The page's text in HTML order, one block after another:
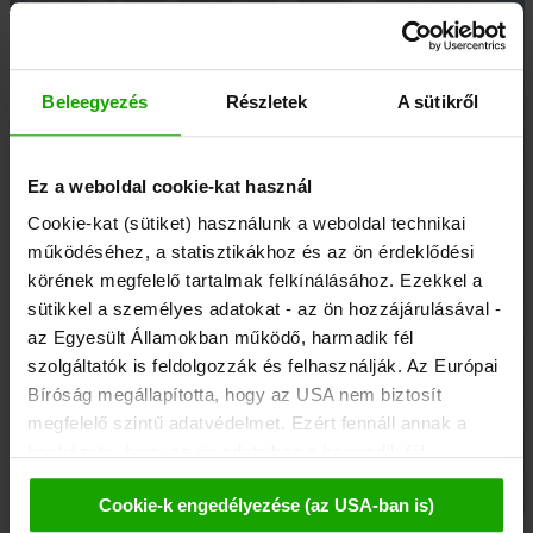
Beleegyezés Részletek A sütikről
Ez a weboldal cookie-kat használ
Cookie-kat (sütiket) használunk a weboldal technikai
működéséhez, a statisztikákhoz és az ön érdeklődési
körének megfelelő tartalmak felkínálásához. Ezekkel a
sütikkel a személyes adatokat - az ön hozzájárulásával -
az Egyesült Államokban működő, harmadik fél
szolgáltatók is feldolgozzák és felhasználják. Az Európai
Bíróság megállapította, hogy az USA nem biztosít
megfelelő szintű adatvédelmet. Ezért fennáll annak a
szolgáltatók (pl. Google, Meta) ellen hozott megfelelő
végzések miatt az amerikai hatóságok ellenőrzési és
Cookie-k engedélyezése (az USA-ban is)